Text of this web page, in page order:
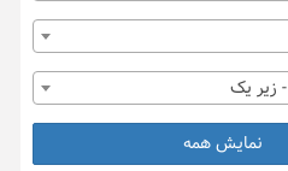
نمایش همه